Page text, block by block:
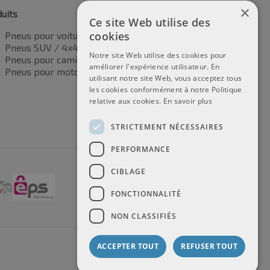
Pneus pour voitures
Pneus SUV / 4x4
Pneus pour camionnettes
Pneus pour motos
×
Ce site Web utilise des
cookies
Notre site Web utilise des cookies pour
améliorer l'expérience utilisateur. En
utilisant notre site Web, vous acceptez tous
les cookies conformément à notre Politique
relative aux cookies. En savoir plus
STRICTEMENT NÉCESSAIRES
PERFORMANCE
CIBLAGE
FONCTIONNALITÉ
NON CLASSIFIÉS
ACCEPTER TOUT REFUSER TOUT